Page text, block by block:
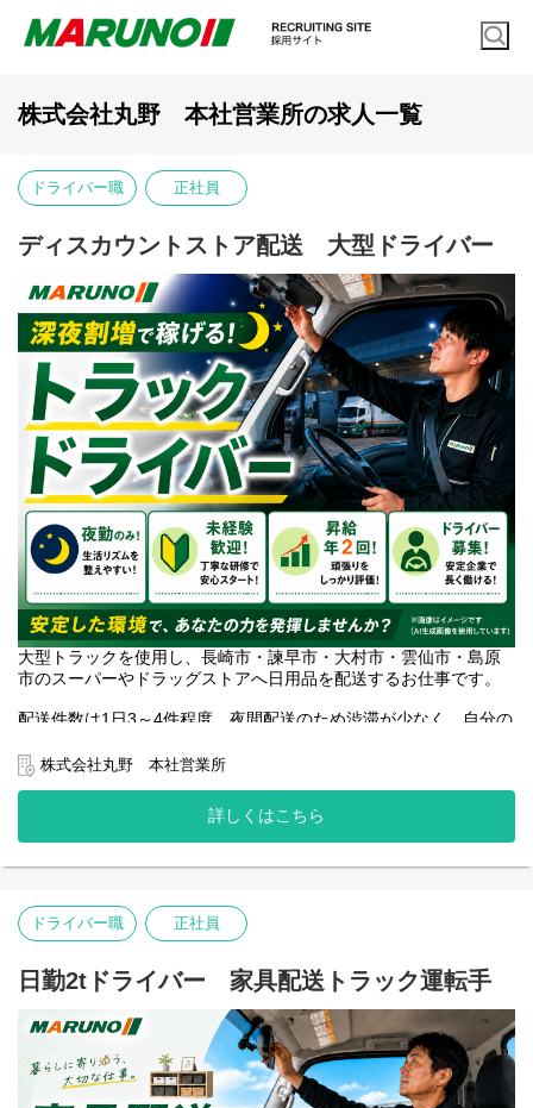
株式会社丸野 本社営業所の求人一覧
ドライバー職 正社員
ディスカウントストア配送 大型ドライバー
大型トラックを使用し、長崎市・諫早市・大村市・雲仙市・島原
市のスーパーやドラッグストアへ日用品を配送するお仕事です。
配送件数は1日3～4件程度。夜間配送のため渋滞が少なく、自分の
勤務時間は21:00～6:00。昼間の時間を有効活用したい方や、夜間
大型免許があれば応募可能。ブランクがある方もご相談くださ
い。
大型免許を活かして働きたい方、地元で長く働ける環境を探して
いる方をお待ちしています。
株式会社丸野 本社営業所
詳しくはこちら
ドライバー職 正社員
日勤2tドライバー 家具配送トラック運転手